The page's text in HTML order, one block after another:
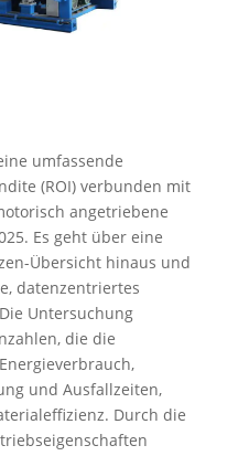
umfassende
(ROI) verbunden mit
angetriebene
Es geht über eine
Übersicht hinaus und
datenzentriertes
Untersuchung
die die
und Ausfallzeiten,
Durch die